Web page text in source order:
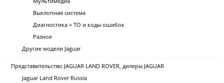
Выхлопная система
Диагностика + ТО и коды ошибок
Разное
Другие модели Jaguar
Представительство JAGUAR LAND ROVER, дилеры JAGUAR
Jaguar Land Rover Russia